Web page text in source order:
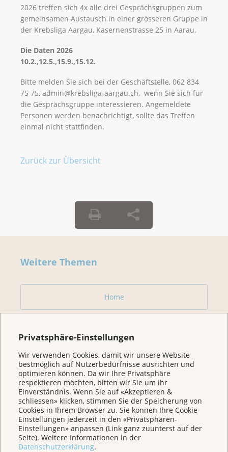
Privatsphäre-Einstellungen
Wir verwenden Cookies, damit wir unsere Website
bestmöglich auf Nutzerbedürfnisse ausrichten und
optimieren können. Da wir Ihre Privatsphäre
respektieren möchten, bitten wir Sie um ihr
Einverständnis. Wenn Sie auf «Akzeptieren &
schliessen» klicken, stimmen Sie der Speicherung von
Cookies in Ihrem Browser zu. Sie können Ihre Cookie-
Einstellungen jederzeit in den «Privatsphären-
Einstellungen» anpassen (Link ganz zuunterst auf der
Seite). Weitere Informationen in der
Datenschutzerklärung.
2026 treffen sich 4x alle drei Gesprächsgruppen zum
gemeinsamen Austausch in einer grösseren Gruppe in
der Krebsliga Aargau, Kasernenstrasse 25 in Aarau.
Die Daten 2026
10.2.,12.5.,15.9.,15.12.
Bitte melden Sie sich bei der Geschäftstelle, 062 834
75 75, admin@krebsliga-aargau.ch, wenn Sie sich für
die Gesprächsgruppe interessieren. Angemeldete
Personen werden benachrichtigt, sollte das Treffen
einmal nicht stattfinden.
Zurück zur Übersicht
Weitere Themen
Home
Prävention
Veranstaltungen/ Podcasts/Links
Für Medien